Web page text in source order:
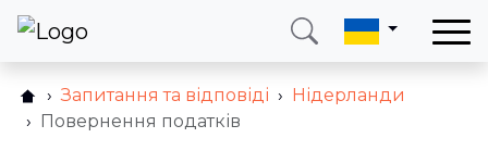
Зателефонуйте мені Увійти
Запитання та відповіді
Нідерланди
Повернення податків